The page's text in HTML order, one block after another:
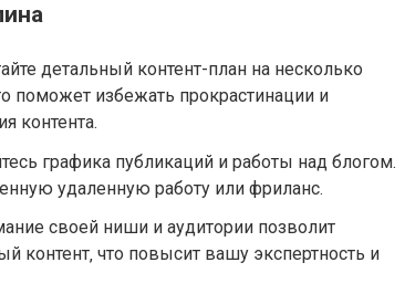
детальный контент-план на несколько
поможет избежать прокрастинации и
контента.
графика публикаций и работы над блогом.
удаленную работу или фриланс.
своей ниши и аудитории позволит
контент‚ что повысит вашу экспертность и